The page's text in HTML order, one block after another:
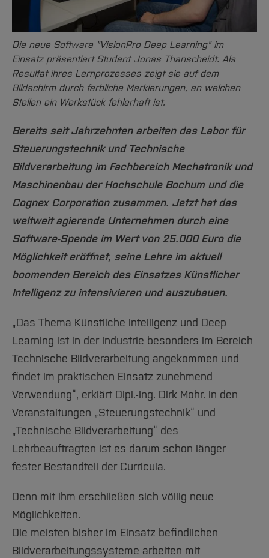
Arbeiten im FB G
Forschung und Projekte
International
Team
Service
Studiengänge
Studieninteressierte
Studium
Fachgruppen
Forschung und Entwicklung
International
Service
Amtliche Bekanntmachungen
Notfall-Infos
BO Shop
Familiengerechte Hochschule
Gleichstellung
Diskriminierungsfreie Hochschule
Vertretungen
Wahlen
Hochschulbibliothek
Hochschulkommunikation
International Office
Medienzentrum
qed-Stiftung
Die neue Software "VisionPro Deep Learning" im
Einsatz präsentiert Student Jonas Thanscheidt. Als
Resultat ihres Lernprozesses zeigt sie auf dem
Bildschirm durch farbliche Markierungen, an welchen
Stellen ein Werkstück fehlerhaft ist.
Bereits seit Jahrzehnten arbeiten das Labor für
Steuerungstechnik und Technische
Bildverarbeitung im Fachbereich Mechatronik und
Maschinenbau der Hochschule Bochum und die
Cognex Corporation zusammen. Jetzt hat das
weltweit agierende Unternehmen durch eine
Software-Spende im Wert von 25.000 Euro die
Möglichkeit eröffnet, seine Lehre im aktuell
boomenden Bereich des Einsatzes Künstlicher
Intelligenz zu intensivieren und auszubauen.
„Das Thema Künstliche Intelligenz und Deep
Learning ist in der Industrie besonders im Bereich
Technische Bildverarbeitung angekommen und
findet im praktischen Einsatz zunehmend
Verwendung“, erklärt Dipl.-Ing. Dirk Mohr. In den
Veranstaltungen „Steuerungstechnik“ und
„Technische Bildverarbeitung“ des
Lehrbeauftragten ist es darum schon länger
fester Bestandteil der Curricula.
Denn mit ihm erschließen sich völlig neue
Möglichkeiten.
Die meisten bisher im Einsatz befindlichen
Bildverarbeitungssysteme arbeiten mit